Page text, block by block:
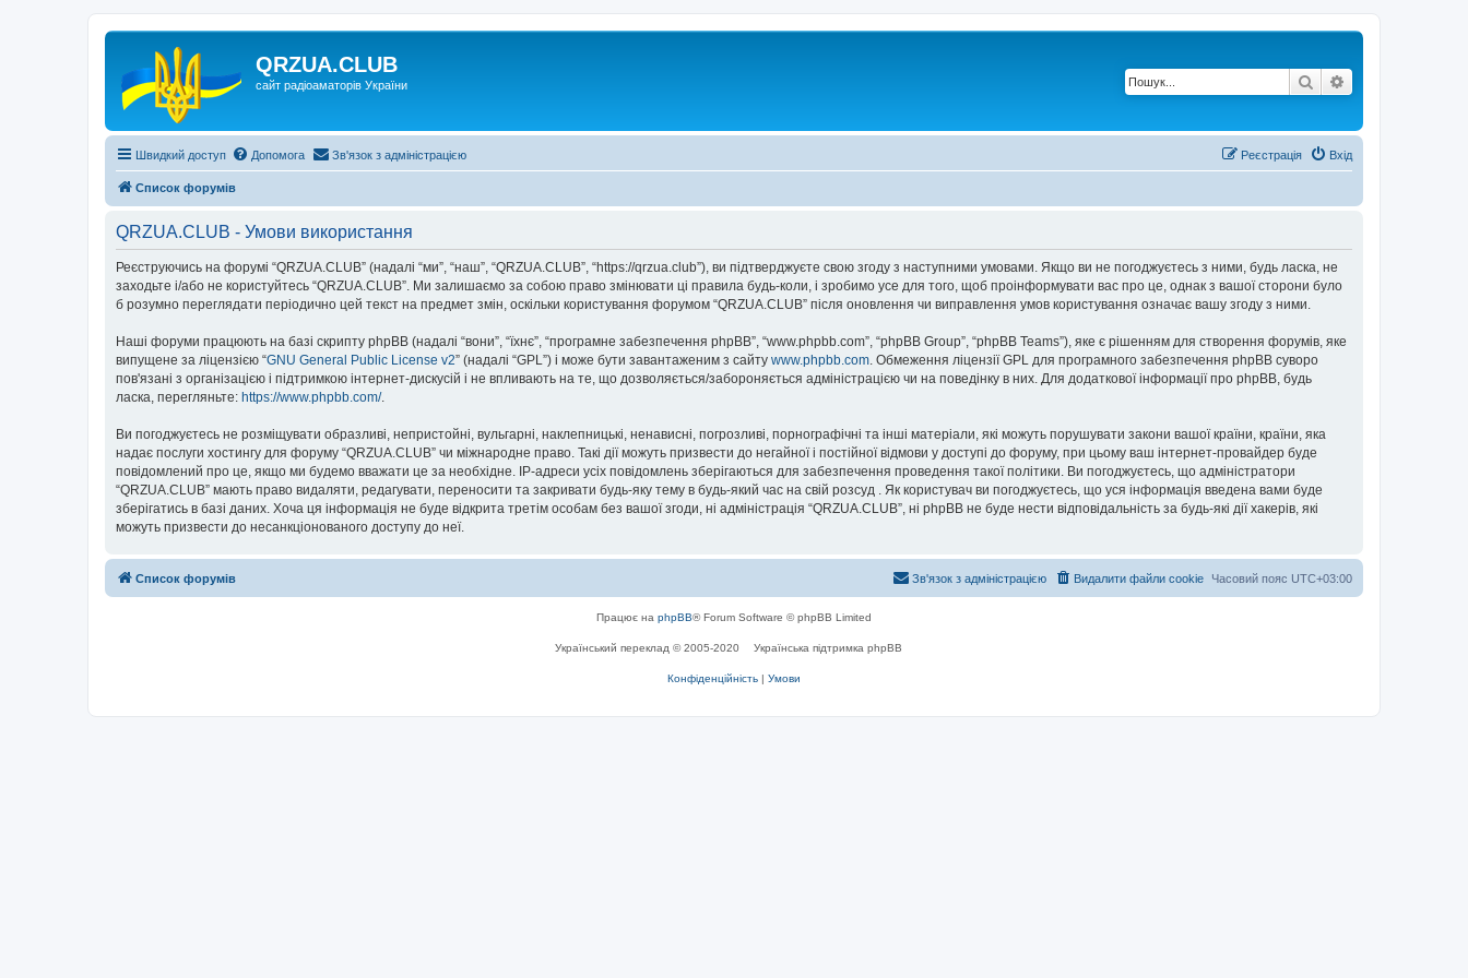
QRZUA.CLUB
сайт радіоаматорів України Пошук
Швидкий доступ Допомога Зв'язок з адміністрацією Вхід
Реєстрація
Список форумів
QRZUA.CLUB - Умови використання
Реєструючись на форумі “QRZUA.CLUB” (надалі “ми”, “наш”, “QRZUA.CLUB”, “https://qrzua.club”), ви підтверджуєте свою згоду з наступними умовами. Якщо ви не погоджуєтесь з ними, будь ласка, не
заходьте і/або не користуйтесь “QRZUA.CLUB”. Ми залишаємо за собою право змінювати ці правила будь-коли, і зробимо усе для того, щоб проінформувати вас про це, однак з вашої сторони було
б розумно переглядати періодично цей текст на предмет змін, оскільки користування форумом “QRZUA.CLUB” після оновлення чи виправлення умов користування означає вашу згоду з ними.
Наші форуми працюють на базі скрипту phpBB (надалі “вони”, “їхнє”, “програмне забезпечення phpBB”, “www.phpbb.com”, “phpBB Group”, “phpBB Teams”), яке є рішенням для створення форумів, яке
випущене за ліцензією “GNU General Public License v2” (надалі “GPL”) і може бути завантаженим з сайту www.phpbb.com. Обмеження ліцензії GPL для програмного забезпечення phpBB суворо
пов'язані з організацією і підтримкою інтернет-дискусій і не впливають на те, що дозволяється/забороняється адміністрацією чи на поведінку в них. Для додаткової інформації про phpBB, будь
ласка, перегляньте: https://www.phpbb.com/.
Ви погоджуєтесь не розміщувати образливі, непристойні, вульгарні, наклепницькі, ненависні, погрозливі, порнографічні та інші матеріали, які можуть порушувати закони вашої країни, країни, яка
надає послуги хостингу для форуму “QRZUA.CLUB” чи міжнародне право. Такі дії можуть призвести до негайної і постійної відмови у доступі до форуму, при цьому ваш інтернет-провайдер буде
повідомлений про це, якщо ми будемо вважати це за необхідне. IP-адреси усіх повідомлень зберігаються для забезпечення проведення такої політики. Ви погоджуєтесь, що адміністратори
“QRZUA.CLUB” мають право видаляти, редагувати, переносити та закривати будь-яку тему в будь-який час на свій розсуд . Як користувач ви погоджуєтесь, що уся інформація введена вами буде
зберігатись в базі даних. Хоча ця інформація не буде відкрита третім особам без вашої згоди, ні адміністрація “QRZUA.CLUB”, ні phpBB не буде нести відповідальність за будь-які дії хакерів, які
можуть призвести до несанкціонованого доступу до неї.
Список форумів Часовий пояс UTC+03:00
Видалити файли cookie
Зв'язок з адміністрацією
Працює на phpBB® Forum Software © phpBB Limited
Український переклад © 2005-2020 Українська підтримка phpBB
Конфіденційність | Умови